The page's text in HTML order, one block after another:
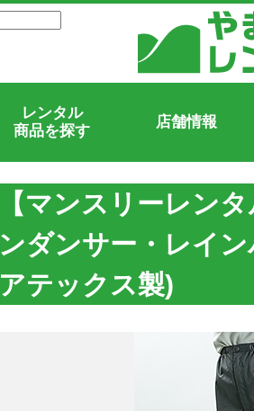
レンタル
商品を探す
店舗情報
【マンスリーレン
ンダンサー・レイ
アテックス製)